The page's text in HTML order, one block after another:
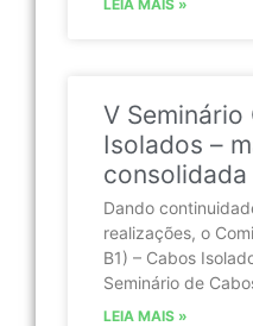
LEIA MAIS »
V Seminário
Isolados –
consolidada
Dando
realizações, o
B1) – Cabos
Seminário de
LEIA MAIS »